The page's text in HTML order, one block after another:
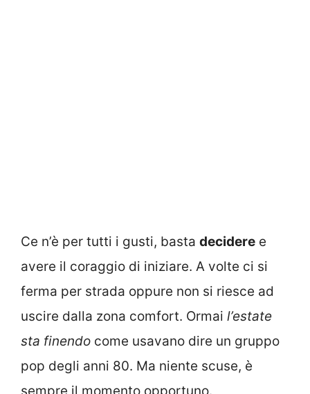
Ce n’è per tutti i gusti, basta decidere e
avere il coraggio di iniziare. A volte ci si
ferma per strada oppure non si riesce ad
uscire dalla zona comfort. Ormai l’estate
sta finendo come usavano dire un gruppo
pop degli anni 80. Ma niente scuse, è
sempre il momento opportuno.